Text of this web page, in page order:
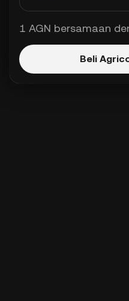
1 AGN bersamaan
Beli